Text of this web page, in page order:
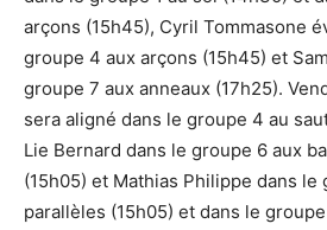
arçons (15h45), Cyril Tommasone
groupe 4 aux arçons (15h45) et
groupe 7 aux anneaux (17h25).
sera aligné dans le groupe 4 au
Lie Bernard dans le groupe 6 aux
(15h05) et Mathias Philippe dans le
parallèles (15h05) et dans le